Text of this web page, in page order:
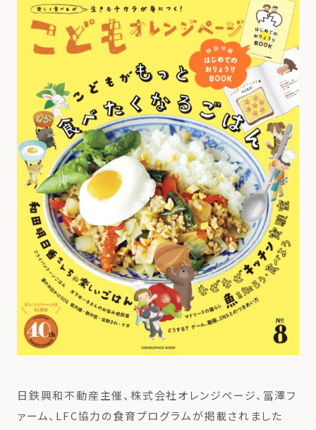
日鉄興和不動産主催、株式会社オレンジページ、冨澤フ
ァーム、LFC協力の食育プログラムが掲載されました